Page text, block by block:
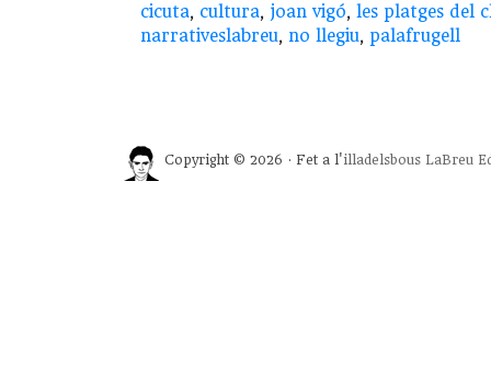
cicuta, cultura, joan vigó, les platges del
narrativeslabreu, no llegiu, palafrugell
Copyright © 2026 · Fet a l'illadelsbous LaBreu